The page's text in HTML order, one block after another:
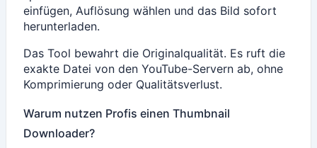
einfügen, Auflösung wählen und das Bild sofort
herunterladen.
Das Tool bewahrt die Originalqualität. Es ruft die
exakte Datei von den YouTube-Servern ab, ohne
Komprimierung oder Qualitätsverlust.
Warum nutzen Profis einen Thumbnail
Downloader?